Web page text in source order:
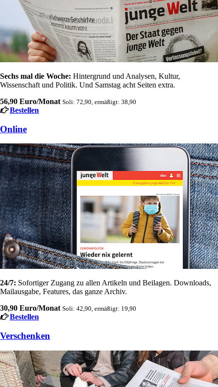
Sechs mal die Woche: Hintergrund und Analysen, Kultur,
Wissenschaft und Politik. Und Samstag acht Seiten extra.
56,90 Euro/Monat Soli: 72,90, ermäßigt: 38,90
Bestellen
Online
24/7: Sofortiger Zugang zu allen Artikeln und Beilagen. Downloads,
Mailausgabe, Features, das ganze Archiv.
30,90 Euro/Monat Soli: 42,90, ermäßigt: 19,90
Bestellen
Verschenken